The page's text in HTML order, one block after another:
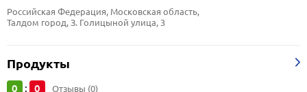
Российская Федерация, Московская область,
Талдом город, З. Голицыной улица, 3
Продукты
0 : 0 Отзывы (0)